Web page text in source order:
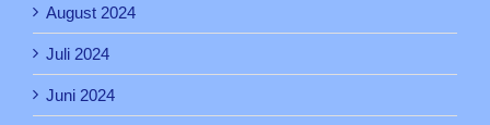
August 2024
Juli 2024
Juni 2024